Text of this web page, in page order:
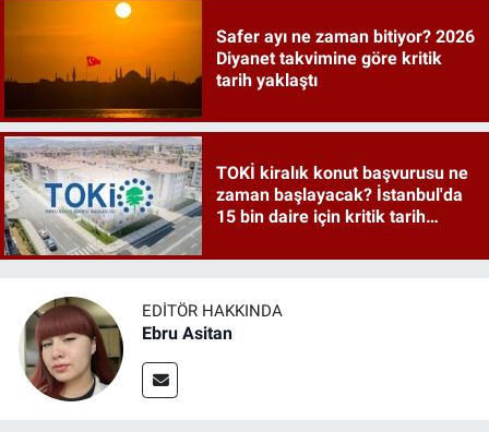
Safer ayı ne zaman bitiyor? 2026
Diyanet takvimine göre kritik
tarih yaklaştı
TOKİ kiralık konut başvurusu ne
zaman başlayacak? İstanbul'da
15 bin daire için kritik tarih
EDITÖR HAKKINDA
Ebru Asitan